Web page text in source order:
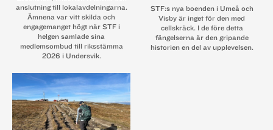
anslutning till lokalavdelningarna.
Ämnena var vitt skilda och
engagemanget högt när STF i
helgen samlade sina
medlemsombud till riksstämma
2026 i Undersvik.
STF:s nya boenden i Umeå och
Visby är inget för den med
cellskräck. I de före detta
fängelserna är den gripande
historien en del av upplevelsen.